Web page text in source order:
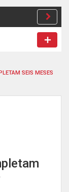
SEIS MESES